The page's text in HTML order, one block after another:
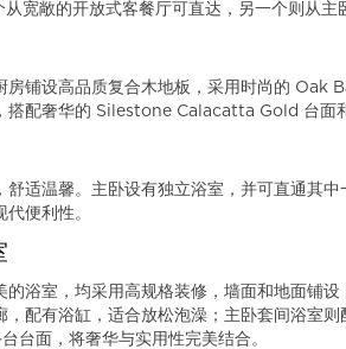
宽敞的开放式客餐厅可直达，另一个则从主
房铺设高品质复合木地板，采用时尚的
搭配奢华的 Silestone Calacatta Gold 台面
舒适温馨。主卧设有独立浴室，并可直通其
便利性。
的浴室，均采用高规格装修，墙面和地面
，配有浴缸，适合放松泡澡；主卧套间浴室
台面，将奢华与实用性完美结合。